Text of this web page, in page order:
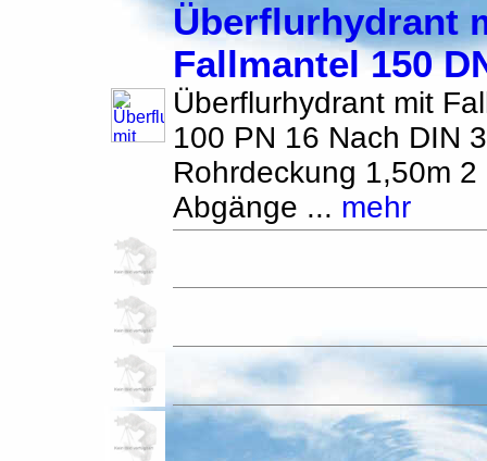
Überflurhydrant
Fallmantel 150
Überflurhydrant mit
100 PN 16 Nach DIN
Rohrdeckung 1,50m 2
Abgänge ... mehr